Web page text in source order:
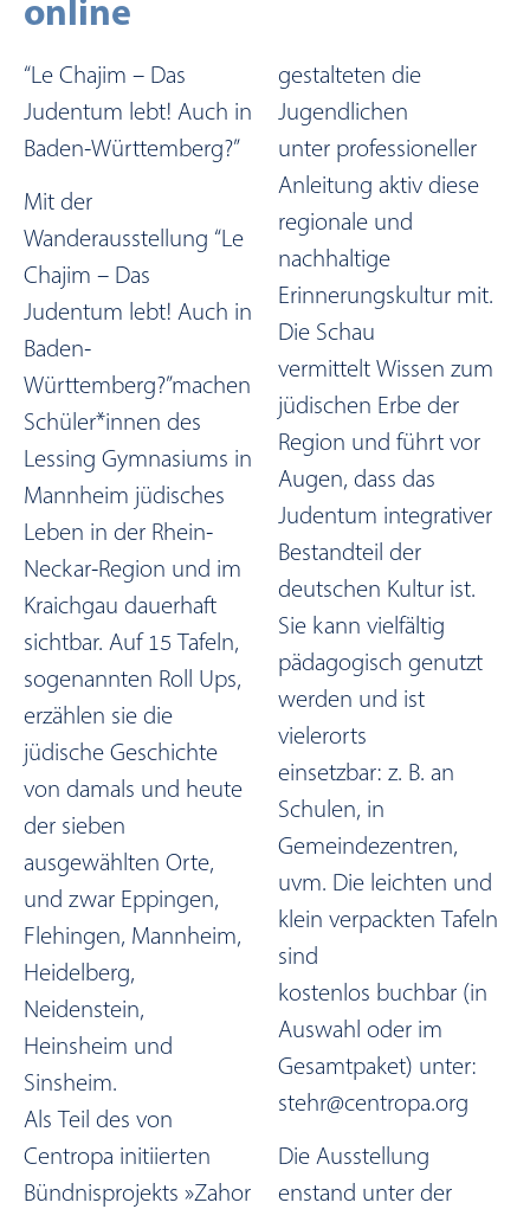
online
“Le Chajim – Das
Judentum lebt! Auch in
Baden-Württemberg?”
Mit der
Wanderausstellung “Le
Chajim – Das
Judentum lebt! Auch in
Baden-
Württemberg?”machen
Schüler*innen des
Lessing Gymnasiums in
Mannheim jüdisches
Leben in der Rhein-
Neckar-Region und im
Kraichgau dauerhaft
sichtbar. Auf 15 Tafeln,
sogenannten Roll Ups,
erzählen sie die
jüdische Geschichte
von damals und heute
der sieben
ausgewählten Orte,
und zwar Eppingen,
Flehingen, Mannheim,
Heidelberg,
Neidenstein,
Heinsheim und
Sinsheim.
Als Teil des von
Centropa initiierten
Bündnisprojekts »Zahor
gestalteten die
Jugendlichen
unter professioneller
Anleitung aktiv diese
regionale und
nachhaltige
Erinnerungskultur mit.
Die Schau
vermittelt Wissen zum
jüdischen Erbe der
Region und führt vor
Augen, dass das
Judentum integrativer
Bestandteil der
deutschen Kultur ist.
Sie kann vielfältig
pädagogisch genutzt
werden und ist
vielerorts
einsetzbar: z. B. an
Schulen, in
Gemeindezentren,
uvm. Die leichten und
klein verpackten Tafeln
sind
kostenlos buchbar (in
Auswahl oder im
Gesamtpaket) unter:
stehr@centropa.org
Die Ausstellung
enstand unter der